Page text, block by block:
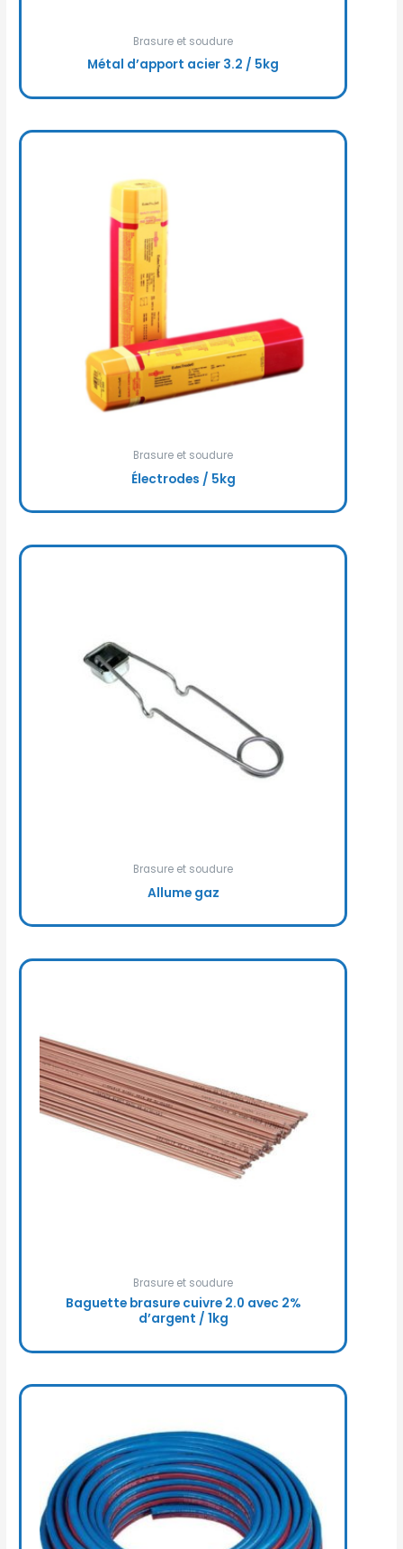
Brasure et soudure
Métal d’apport acier 3.2 / 5kg
Brasure et soudure
Électrodes / 5kg
Brasure et soudure
Allume gaz
Brasure et soudure
Baguette brasure cuivre 2.0 avec 2%
d’argent / 1kg